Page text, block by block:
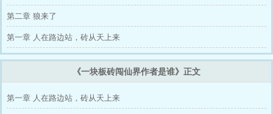
第二章 狼来了
第一章 人在路边站，砖从天上来
《一块板砖闯仙界作者是谁》正文
第一章 人在路边站，砖从天上来